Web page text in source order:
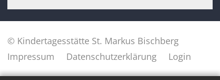
© Kindertagesstätte St. Markus Bischberg
Impressum
Datenschutzerklärung Login